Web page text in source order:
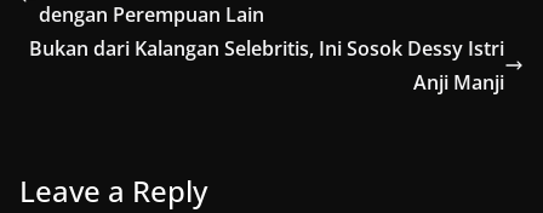
dengan Perempuan Lain
Bukan dari Kalangan Selebritis, Ini Sosok Dessy Istri
Anji Manji
Leave a Reply